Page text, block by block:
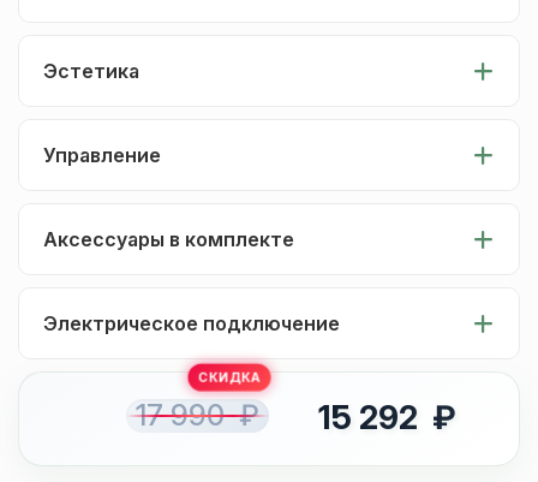
Эстетика
Управление
Аксессуары в комплекте
Электрическое подключение
17 990 ₽ 15 292 ₽